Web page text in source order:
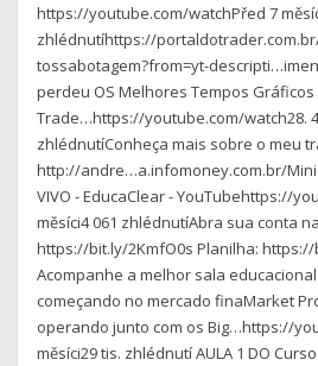
https://youtube.com/watchPřed 7
zhlédnutíhttps://
tossabotagem?from=yt-
perdeu OS Melhores Tempos Gráficos
Trade…https://youtube.com/watch28.
zhlédnutíConheça mais sobre o meu
http://andre…a.infomoney.com.br/
VIVO - EducaClear - YouTubehttps://
měsíci4 061 zhlédnutíAbra sua conta
https://bit.ly/2KmfO0s Planilha: https://
Acompanhe a melhor sala
começando no mercado finaMarket
operando junto com os Big…https://
měsíci29 tis. zhlédnutí AULA 1 DO